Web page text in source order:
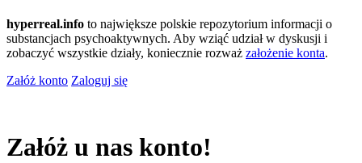
hyperreal.info to największe polskie repozytorium informacji o
substancjach psychoaktywnych. Aby wziąć udział w dyskusji i
zobaczyć wszystkie działy, koniecznie rozważ założenie konta.
Załóż konto Zaloguj się
Załóż u nas konto!